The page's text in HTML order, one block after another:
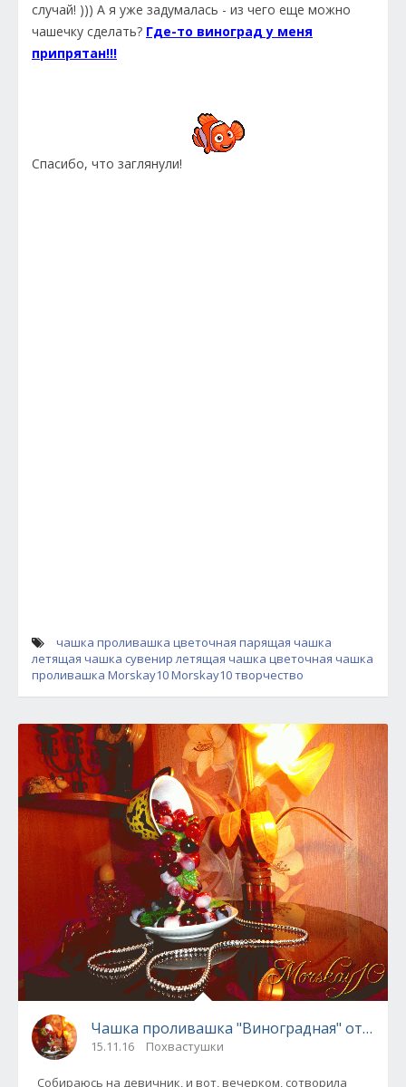
случай! ))) А я уже задумалась - из чего еще можно
чашечку сделать? Где-то виноград у меня
припрятан!!!
Спасибо, что заглянули!
чашка проливашка цветочная парящая чашка
летящая чашка сувенир летящая чашка цветочная чашка
проливашка Morskay10Morskay10 творчество
Чашка проливашка "Виноградная" от
15.11.16 Похвастушки
Собираюсь на девичник, и вот, вечерком, сотворила